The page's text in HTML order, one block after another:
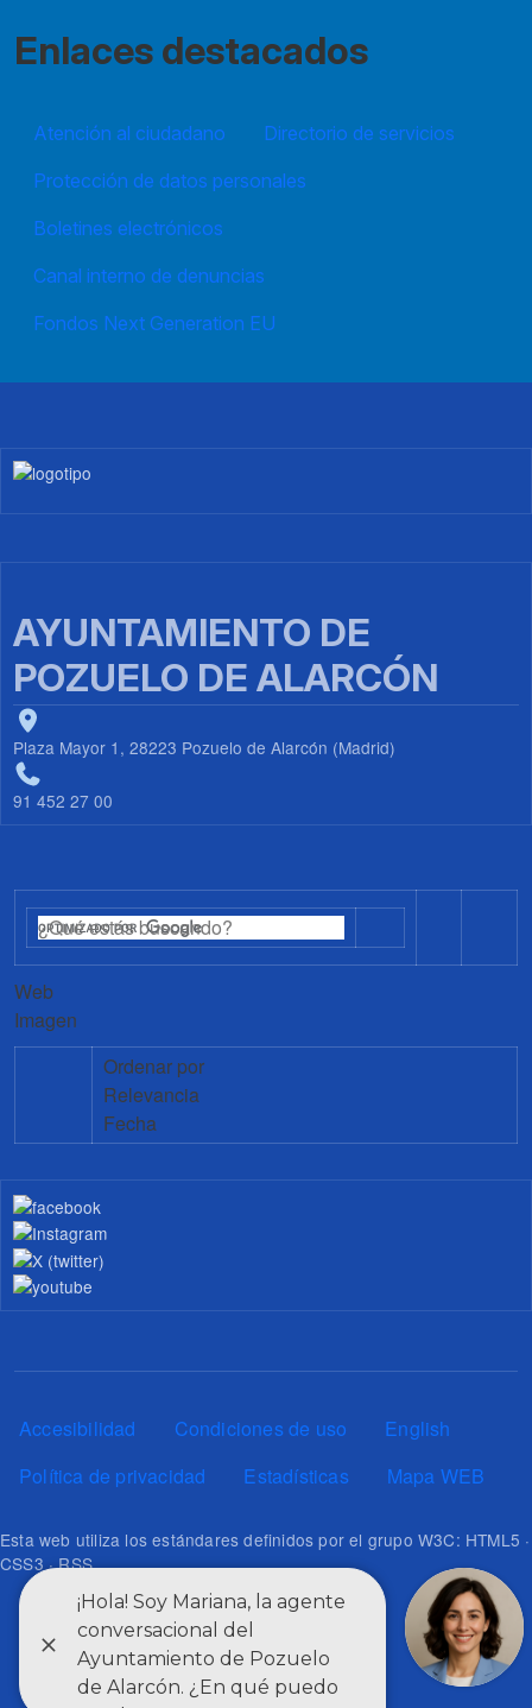
Enlaces destacados
Atención al ciudadano
Directorio de servicios
Protección de datos personales
Boletines electrónicos
Canal interno de denuncias
Fondos Next Generation EU
Imagen
AYUNTAMIENTO DE
POZUELO DE ALARCÓN
Plaza Mayor 1, 28223 Pozuelo de Alarcón (Madrid)
91 452 27 00
Web
Imagen
Ordenar por
Relevancia
Fecha
Pie de página
Accesibilidad Condiciones de uso
English
Política de privacidad
Estadísticas Mapa WEB
Esta web utiliza los estándares definidos por el grupo W3C: HTML5 ·
CSS3 · RSS